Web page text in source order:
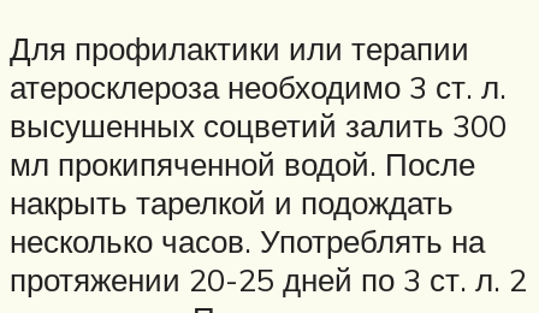
Для профилактики или терапии
атеросклероза необходимо 3 ст. л.
высушенных соцветий залить 300
мл прокипяченной водой. После
накрыть тарелкой и подождать
несколько часов. Употреблять на
протяжении 20-25 дней по 3 ст. л. 2